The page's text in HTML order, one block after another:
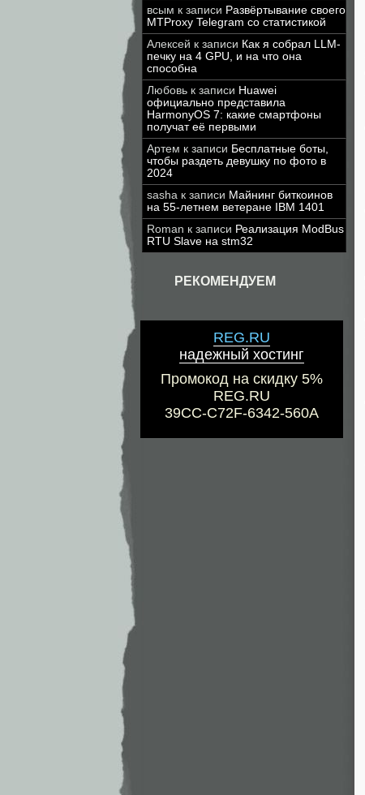
всым к записи Развёртывание своего
MTProxy Telegram со статистикой
Алексей к записи Как я собрал LLM-
печку на 4 GPU, и на что она
способна
Любовь к записи Huawei
официально представила
HarmonyOS 7: какие смартфоны
получат её первыми
Артем к записи Бесплатные боты,
чтобы раздеть девушку по фото в
2024
sasha к записи Майнинг биткоинов
на 55-летнем ветеране IBM 1401
Roman к записи Реализация ModBus
RTU Slave на stm32
РЕКОМЕНДУЕМ
REG.RU
надежный хостинг
Промокод на скидку 5%
REG.RU
39CC-C72F-6342-560A